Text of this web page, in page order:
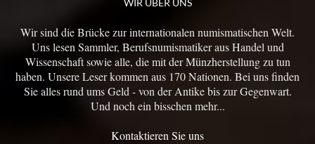
WIR ÜBER UNS
Wir sind die Brücke zur internationalen numismatischen Welt.
Uns lesen Sammler, Berufsnumismatiker aus Handel und
Wissenschaft sowie alle, die mit der Münzherstellung zu tun
haben. Unsere Leser kommen aus 170 Nationen. Bei uns finden
Sie alles rund ums Geld - von der Antike bis zur Gegenwart.
Und noch ein bisschen mehr...
Kontaktieren Sie uns